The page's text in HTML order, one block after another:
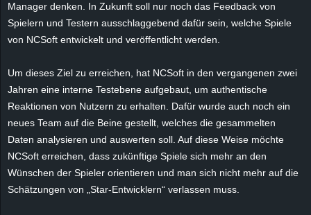
Manager denken. In Zukunft soll nur noch das Feedback von
Spielern und Testern ausschlaggebend dafür sein, welche Spiele
von NCSoft entwickelt und veröffentlicht werden.
Um dieses Ziel zu erreichen, hat NCSoft in den vergangenen zwei
Jahren eine interne Testebene aufgebaut, um authentische
Reaktionen von Nutzern zu erhalten. Dafür wurde auch noch ein
neues Team auf die Beine gestellt, welches die gesammelten
Daten analysieren und auswerten soll. Auf diese Weise möchte
NCSoft erreichen, dass zukünftige Spiele sich mehr an den
Wünschen der Spieler orientieren und man sich nicht mehr auf die
Schätzungen von „Star-Entwicklern“ verlassen muss.